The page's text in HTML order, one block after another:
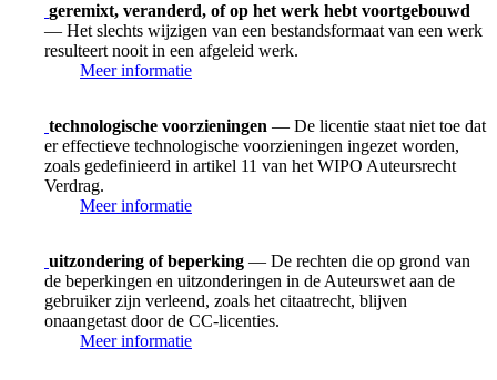
geremixt, veranderd, of op het werk hebt voortgebouwd
— Het slechts wijzigen van een bestandsformaat van een werk
resulteert nooit in een afgeleid werk.
Meer informatie
technologische voorzieningen — De licentie staat niet toe dat
er effectieve technologische voorzieningen ingezet worden,
zoals gedefinieerd in artikel 11 van het WIPO Auteursrecht
Verdrag.
Meer informatie
uitzondering of beperking — De rechten die op grond van
de beperkingen en uitzonderingen in de Auteurswet aan de
gebruiker zijn verleend, zoals het citaatrecht, blijven
onaangetast door de CC-licenties.
Meer informatie